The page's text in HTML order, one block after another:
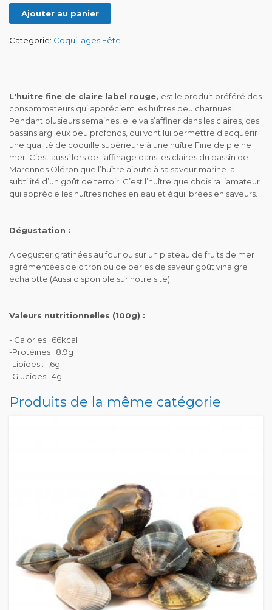
Ajouter au panier
Categorie: Coquillages Fête
L'huitre fine de claire label rouge, est le produit préféré des
consommateurs qui apprécient les huîtres peu charnues.
Pendant plusieurs semaines, elle va s’affiner dans les claires, ces
bassins argileux peu profonds, qui vont lui permettre d’acquérir
une qualité de coquille supérieure à une huître Fine de pleine
mer. C’est aussi lors de l’affinage dans les claires du bassin de
Marennes Oléron que l’huître ajoute à sa saveur marine la
subtilité d’un goût de terroir. C’est l’huître que choisira l’amateur
qui apprécie les huîtres riches en eau et équilibrées en saveurs.
Dégustation :
A deguster gratinées au four ou sur un plateau de fruits de mer
agrémentées de citron ou de perles de saveur goût vinaigre
échalotte (Aussi disponible sur notre site).
Valeurs nutritionnelles (100g) :
- Calories : 66kcal
-Protéines : 8.9g
-Lipides : 1,6g
-Glucides : 4g
Produits de la même catégorie